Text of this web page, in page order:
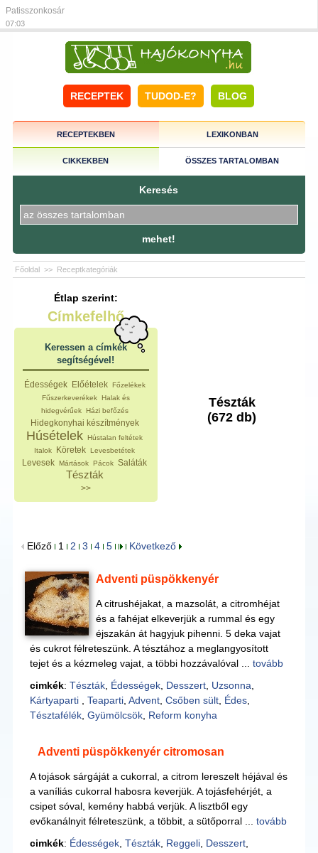
Patisszonkosár
07:03
RECEPTEK TUDOD-E? BLOG
RECEPTEKBEN LEXIKONBAN
CIKKEKBEN ÖSSZES TARTALOMBAN
Keresés
mehet!
Főoldal >> Receptkategóriák
Étlap szerint:
Címkefelhő
Keressen a címkék
segítségével!
Édességek Előételek Főzelékek
Fűszerkeverékek Halak és
hidegvérűek Házi befőzés
Hidegkonyhai készítmények
Húsételek Hústalan feltétek
Italok
Köretek Levesbetétek
Levesek Mártások Pácok Saláták
Tészták
>>
Tészták
(672 db)
Előző 1 2 3 4 5 Következő
Adventi püspökkenyér
A citrushéjakat, a mazsolát, a citromhéjat
és a fahéjat elkeverjük a rummal és egy
éjszakán át hagyjuk pihenni. 5 deka vajat
és cukrot félreteszünk. A tésztához a meglangyosított
tejet és a kézmeleg vajat, a többi hozzávalóval ... tovább
cimkék: Tészták, Édességek, Desszert, Uzsonna
Kártyaparti
Teaparti, Advent, Csőben sült, Édes,
Tésztafélék, Gyümölcsök, Reform konyha
Adventi püspökkenyér citromosan
A tojások sárgáját a cukorral, a citrom lereszelt héjával és
a vaníliás cukorral habosra keverjük. A tojásfehérjét, a
csipet sóval, kemény habbá verjük. A lisztből egy
evőkanálnyit félreteszünk, a többit, a sütőporral ... tovább
cimkék: Édességek, Tészták, Reggeli, Desszert,